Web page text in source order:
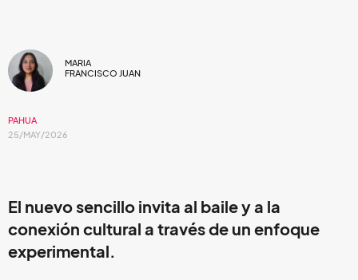
MARIA
FRANCISCO JUAN
PAHUA
25/MAY/2026
El nuevo sencillo invita al baile y a la
conexión cultural a través de un enfoque
experimental.